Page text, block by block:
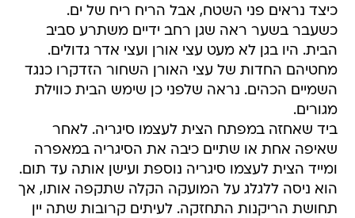
כיצד נראים פני השטח, אבל הריח ריח של ים.
כשעבר בשער ראה שגן רחב ידיים משתרע סביב
הבית. היו בגן לא מעט עצי אורן ועצי אדר גדולים.
מחטיהם החדות של עצי האורן השחור הזדקרו כנגד
השמיים הכהים. נראה שלפני כן שימש הבית כווילת
מגורים.
ביד שאחזה במפתח הצית לעצמו סיגריה. לאחר
שאיפה אחת או שתיים כיבה את הסיגריה במאפרה
ומייד הצית לעצמו סיגריה נוספת ועישן אותה עד תום.
הוא ניסה ללגלג על המועקה הקלה שתקפה אותו, אך
תחושת הריקנות התחזקה. לעיתים קרובות שתה יין